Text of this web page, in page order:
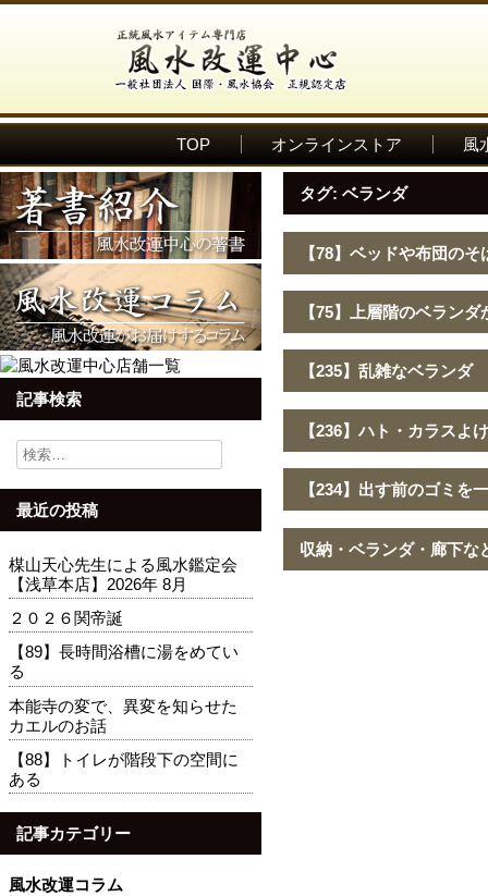
TOP オンラインストア 風
記事検索
検
索:
最近の投稿
楳山天心先生による風水鑑定会
【浅草本店】2026年 8月
２０２６関帝誕
【89】長時間浴槽に湯をめてい
る
本能寺の変で、異変を知らせた
カエルのお話
【88】トイレが階段下の空間に
ある
記事カテゴリー
風水改運コラム
タグ:ベランダ
【78】ベッドや布団の
【75】上層階のベラン
【235】乱雑なベランダ
【236】ハト・カラスよ
【234】出す前のゴミを
収納・ベランダ・廊下な